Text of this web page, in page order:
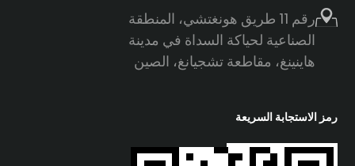
رقم 11 طريق هونغتشي، المنطقة
الصناعية لحياكة السداة في مدينة
هاينينغ، مقاطعة تشجيانغ، الصين
رمز الاستجابة السريعة